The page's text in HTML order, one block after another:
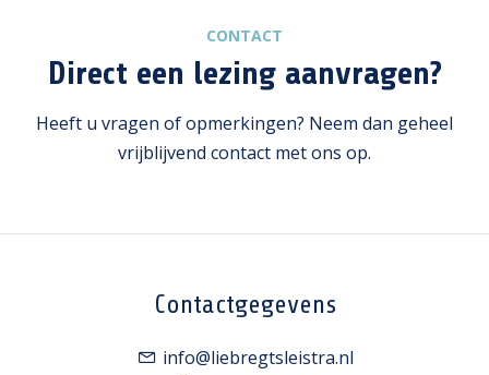
CONTACT
Direct een lezing aanvragen?
Heeft u vragen of opmerkingen? Neem dan geheel
vrijblijvend contact met ons op.
Contactgegevens
info@liebregtsleistra.nl